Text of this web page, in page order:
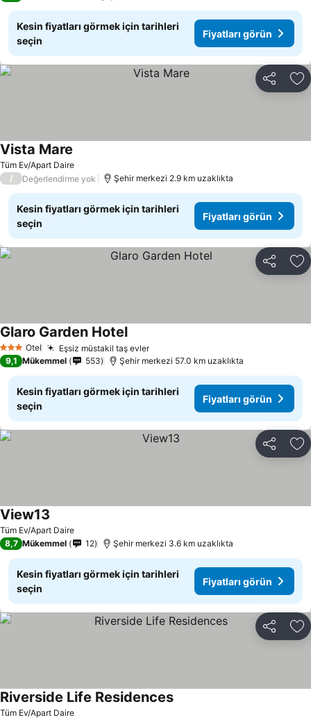
Kesin fiyatları görmek için tarihleri
seçin
Fiyatları görün
Paylaş
Tüm Ev/Apart Daire
Vista Mare
/ Değerlendirme yok Şehir merkezi 2.9 km uzaklıkta
Kesin fiyatları görmek için tarihleri
seçin
Fiyatları görün
Paylaş
3 YıldızOtel Eşsiz müstakil taş evler
Glaro Garden Hotel
9,1 Mükemmel 553 Şehir merkezi 57.0 km uzaklıkta
Kesin fiyatları görmek için tarihleri
seçin
Fiyatları görün
Paylaş
Tüm Ev/Apart Daire
View13
8,7 Mükemmel 12 Şehir merkezi 3.6 km uzaklıkta
Kesin fiyatları görmek için tarihleri
seçin
Fiyatları görün
Paylaş
Tüm Ev/Apart Daire
Riverside Life Residences